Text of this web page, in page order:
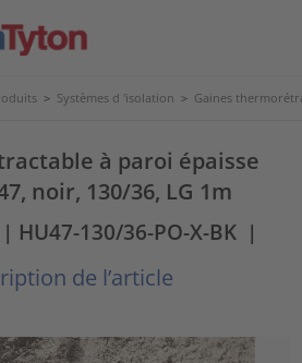
> Systèmes d 'isolation > Gaines
à paroi épaisse
noir, 130/36, LG 1m
| HU47-130/36-PO-X-BK |
de l’article